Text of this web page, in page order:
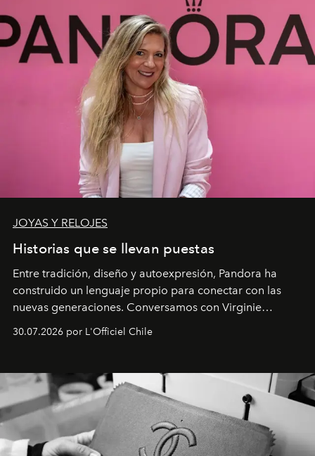
JOYAS Y RELOJES
Historias que se llevan puestas
Entre tradición, diseño y autoexpresión, Pandora ha
construido un lenguaje propio para conectar con las
nuevas generaciones. Conversamos con Virginie
Dubray, la responsable de marketing para
Latinoamérica, sobre identidad, cultura y el valor
30.07.2026 por L'Officiel Chile